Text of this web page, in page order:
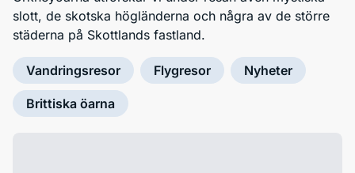
slott, de skotska högländerna och några av de större
städerna på Skottlands fastland.
Vandringsresor Flygresor Nyheter
Brittiska öarna